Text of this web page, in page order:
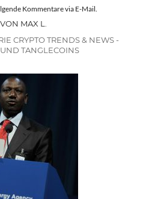
Kommentare via E-Mail.
MAX L.
CRYPTO TRENDS & NEWS -
TANGLECOINS